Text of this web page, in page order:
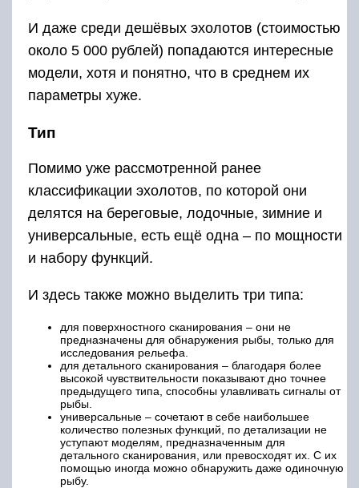
И даже среди дешёвых эхолотов (стоимостью
около 5 000 рублей) попадаются интересные
модели, хотя и понятно, что в среднем их
параметры хуже.
Тип
Помимо уже рассмотренной ранее
классификации эхолотов, по которой они
делятся на береговые, лодочные, зимние и
универсальные, есть ещё одна – по мощности
и набору функций.
И здесь также можно выделить три типа:
для поверхностного сканирования – они не
предназначены для обнаружения рыбы, только для
исследования рельефа.
для детального сканирования – благодаря более
высокой чувствительности показывают дно точнее
предыдущего типа, способны улавливать сигналы от
рыбы.
универсальные – сочетают в себе наибольшее
количество полезных функций, по детализации не
уступают моделям, предназначенным для
детального сканирования, или превосходят их. С их
помощью иногда можно обнаружить даже одиночную
рыбу.